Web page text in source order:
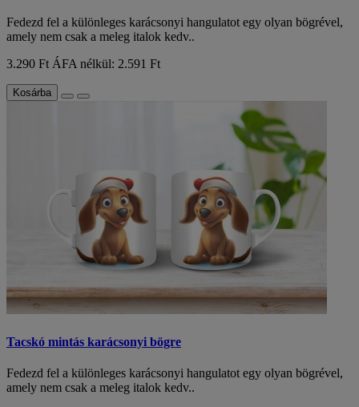
Fedezd fel a különleges karácsonyi hangulatot egy olyan bögrével,
amely nem csak a meleg italok kedv..
3.290 Ft ÁFA nélkül: 2.591 Ft
Kosárba
Tacskó mintás karácsonyi bögre
Fedezd fel a különleges karácsonyi hangulatot egy olyan bögrével,
amely nem csak a meleg italok kedv..